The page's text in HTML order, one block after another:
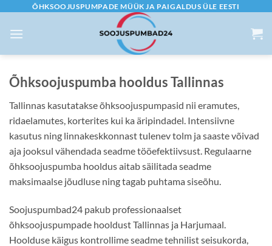
content
ÕHKSOOJUSPUMPADE MÜÜK JA PAIGALDUS ÜLE EESTI
Õhksoojuspumba hooldus Tallinnas
Tallinnas kasutatakse õhksoojuspumpasid nii eramutes,
ridaelamutes, korterites kui ka äripindadel. Intensiivne
kasutus ning linnakeskkonnast tulenev tolm ja saaste võivad
aja jooksul vähendada seadme tööefektiivsust. Regulaarne
õhksoojuspumba hooldus aitab säilitada seadme
maksimaalse jõudluse ning tagab puhtama siseõhu.
Soojuspumbad24 pakub professionaalset
õhksoojuspumpade hooldust Tallinnas ja Harjumaal.
Hoolduse käigus kontrollime seadme tehnilist seisukorda,